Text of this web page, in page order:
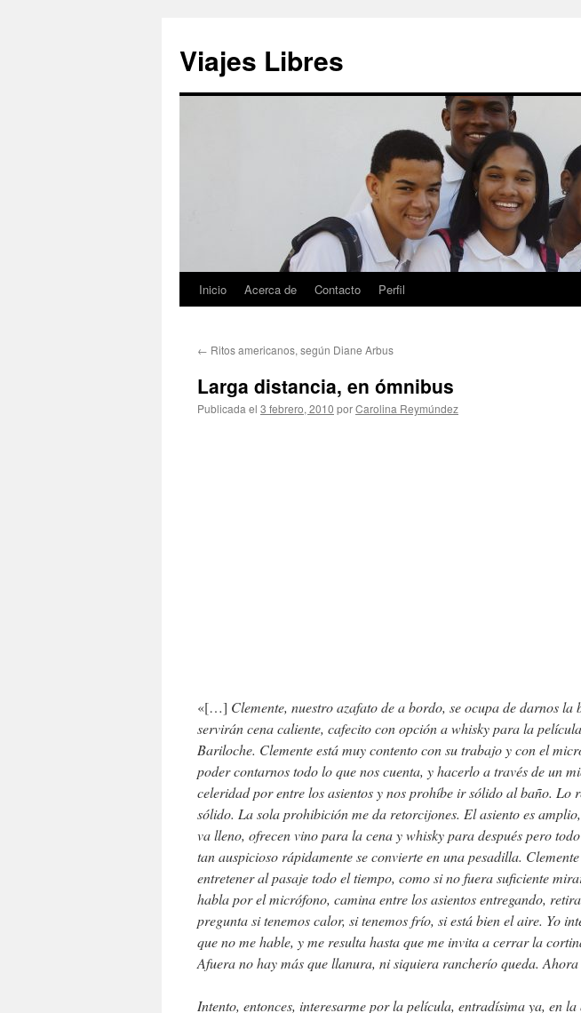
contenido
Viajes Libres
Inicio Acerca de Contacto Perfil
← Ritos americanos, según Diane Arbus
Larga distancia, en ómnibus
Publicada el 3 febrero, 2010 porCarolina Reymúndez
«[…] Clemente, nuestro azafato de a bordo, se ocupa de darnos la
servirán cena caliente, cafecito con opción a whisky para la
Bariloche. Clemente está muy contento con su trabajo y con el
poder contarnos todo lo que nos cuenta, y hacerlo a través de un
celeridad por entre los asientos y nos prohíbe ir sólido al baño. Lo
sólido. La sola prohibición me da retorcijones. El asiento es
va lleno, ofrecen vino para la cena y whisky para después pero
tan auspicioso rápidamente se convierte en una pesadilla.
entretener al pasaje todo el tiempo, como si no fuera suficiente
habla por el micrófono, camina entre los asientos entregando,
pregunta si tenemos calor, si tenemos frío, si está bien el aire. Yo
que no me hable, y me resulta hasta que me invita a cerrar la
Afuera no hay más que llanura, ni siquiera rancherío queda.
Intento, entonces, interesarme por la película, entradísima ya, en